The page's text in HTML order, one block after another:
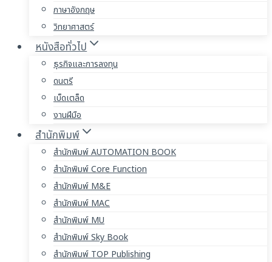
ภาษาอังกฤษ
วิทยาศาสตร์
หนังสือทั่วไป
ธุรกิจและการลงทุน
ดนตรี
เบ็ดเตล็ด
งานฝีมือ
สำนักพิมพ์
สำนักพิมพ์ AUTOMATION BOOK
สำนักพิมพ์ Core Function
สำนักพิมพ์ M&E
สำนักพิมพ์ MAC
สำนักพิมพ์ MU
สำนักพิมพ์ Sky Book
สำนักพิมพ์ TOP Publishing